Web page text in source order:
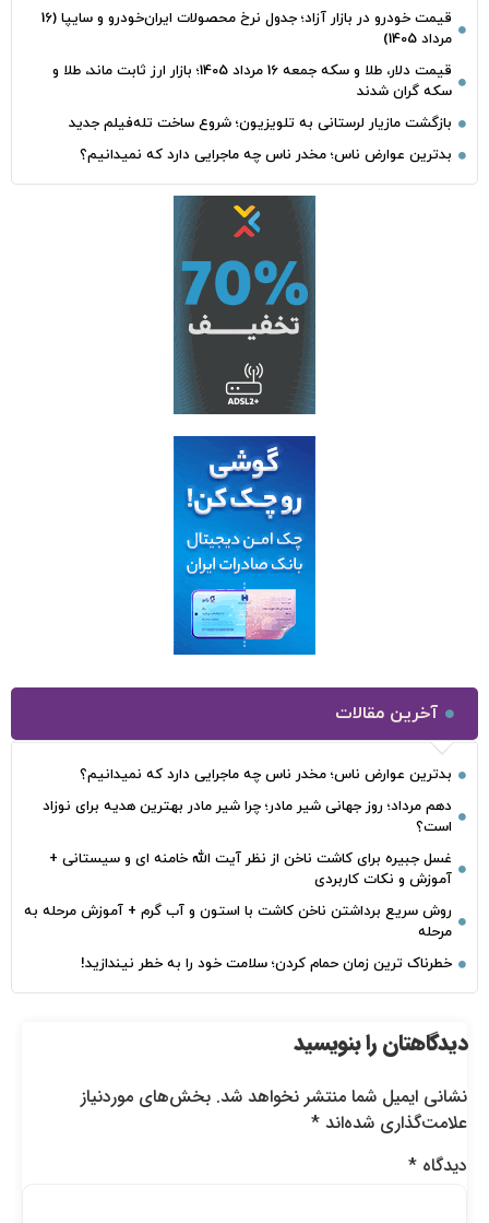
قیمت خودرو در بازار آزاد؛ جدول نرخ محصولات ایران‌خودرو و سایپا (16
مرداد 1405)
قیمت دلار، طلا و سکه جمعه 16 مرداد 1405؛ بازار ارز ثابت ماند، طلا و
سکه گران شدند
بازگشت مازیار لرستانی به تلویزیون؛ شروع ساخت تله‌فیلم جدید
بدترین عوارض ناس؛ مخدر ناس چه ماجرایی دارد که نمیدانیم؟
آخرین مقالات
بدترین عوارض ناس؛ مخدر ناس چه ماجرایی دارد که نمیدانیم؟
دهم مرداد؛ روز جهانی شیر مادر؛ چرا شیر مادر بهترین هدیه برای نوزاد
است؟
غسل جبیره برای کاشت ناخن از نظر آیت الله خامنه ای و سیستانی +
آموزش و نکات کاربردی
روش سریع برداشتن ناخن کاشت با استون و آب گرم + آموزش مرحله به
مرحله
خطرناک‌ ترین زمان‌ حمام کردن؛ سلامت خود را به خطر نیندازید!
دیدگاهتان را بنویسید
نشانی ایمیل شما منتشر نخواهد شد. بخش‌های موردنیاز
علامت‌گذاری شده‌اند*
دیدگاه*